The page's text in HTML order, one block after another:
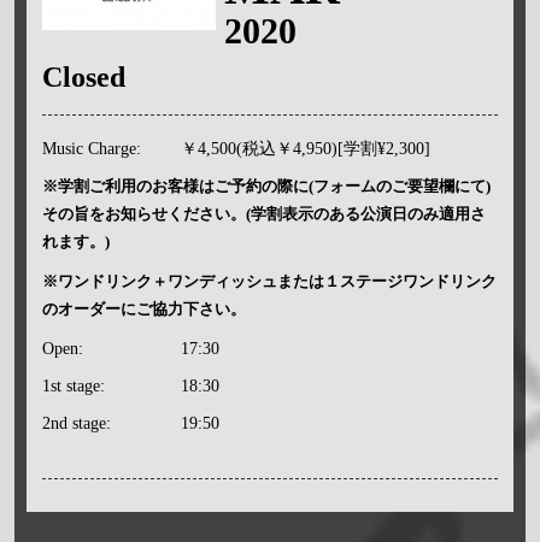
2020
Closed
Music Charge: ￥4,500(税込￥4,950)[学割¥2,300]
※学割ご利用のお客様はご予約の際に(フォームのご要望欄にて)
その旨をお知らせください。(学割表示のある公演日のみ適用さ
れます。)
※ワンドリンク＋ワンディッシュまたは１ステージワンドリンク
のオーダーにご協力下さい。
Open: 17:30
1st stage: 18:30
2nd stage: 19:50